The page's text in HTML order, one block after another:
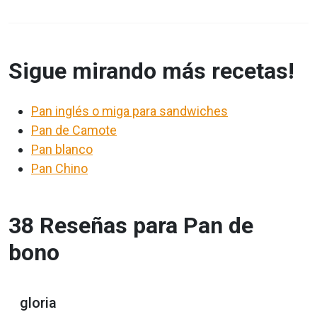
Sigue mirando más recetas!
Pan inglés o miga para sandwiches
Pan de Camote
Pan blanco
Pan Chino
38 Reseñas para Pan de
bono
gloria